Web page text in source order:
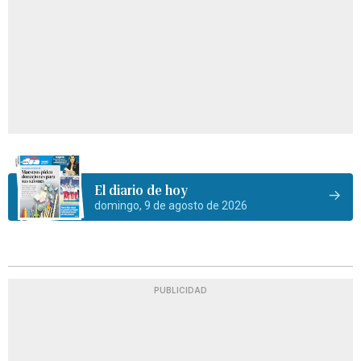
El diario de hoy
domingo, 9 de agosto de 2026
PUBLICIDAD